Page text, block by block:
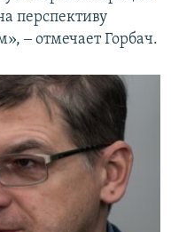
перспективу
‒ отмечает Горбач.